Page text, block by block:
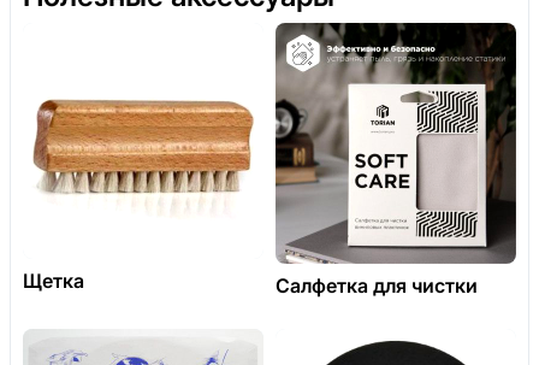
Щетка Салфетка для чистки